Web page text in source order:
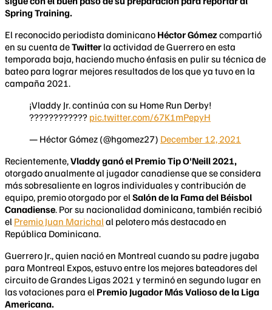
Spring Training.
El reconocido periodista dominicano Héctor Gómez compartió
en su cuenta deTwitter la actividad de Guerrero en esta
temporada baja, haciendo mucho énfasis en pulir su técnica de
bateo para lograr mejores resultados de los que ya tuvo en la
campaña 2021.
¡Vladdy Jr. continúa con su Home Run Derby!
???????????? pic.twitter.com/67K1mPepyH
— Héctor Gómez (@hgomez27) December 12, 2021
​Recientemente,Vladdy ganó el Premio Tip O'Neill 2021,
otorgado anualmente al jugador canadiense que se considera
más sobresaliente en logros individuales y contribución de
equipo, premio otorgado por el Salón de la Fama del Béisbol
Canadiense. Por su nacionalidad dominicana, también recibió
el Premio Juan Marichal al pelotero más destacado en
República Dominicana.
Guerrero Jr., quien nació en Montreal cuando su padre jugaba
para Montreal Expos, estuvo entre los mejores bateadores del
circuito de Grandes Ligas 2021 y terminó en segundo lugar en
las votaciones para el Premio Jugador Más Valioso de la Liga
Americana.